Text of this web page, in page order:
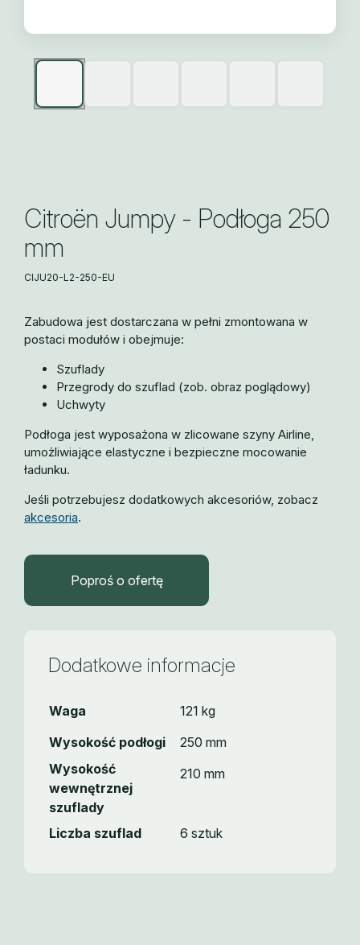
Citroën Jumpy - Podłoga 250
mm
CIJU20-L2-250-EU
Zabudowa jest dostarczana w pełni zmontowana w
postaci modułów i obejmuje:
Szuflady
Przegrody do szuflad (zob. obraz poglądowy)
Uchwyty
Podłoga jest wyposażona w zlicowane szyny Airline,
umożliwiające elastyczne i bezpieczne mocowanie
ładunku.
Jeśli potrzebujesz dodatkowych akcesoriów, zobacz
akcesoria.
Poproś o ofertę
Dodatkowe informacje
Waga
121 kg
Wysokość podłogi
250 mm
Wysokość
wewnętrznej
szuflady
210 mm
Liczba szuflad 6 sztuk